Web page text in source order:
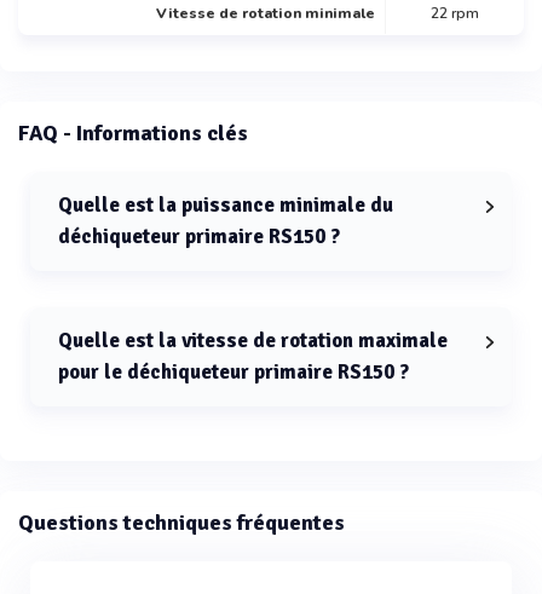
Vitesse de rotation minimale 22 rpm
FAQ - Informations clés
Quelle est la puissance minimale du
déchiqueteur primaire RS150 ?
Quelle est la vitesse de rotation maximale
pour le déchiqueteur primaire RS150 ?
Questions techniques fréquentes